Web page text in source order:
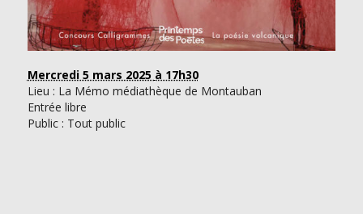
Mercredi 5 mars 2025 à 17h30
Lieu : La Mémo médiathèque de Montauban
Entrée libre
Public : Tout public